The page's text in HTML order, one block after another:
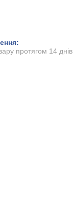
протягом 14 днів